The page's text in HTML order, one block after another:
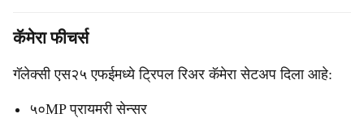
कॅमेरा फीचर्स
गॅलेक्सी एस२५ एफईमध्ये ट्रिपल रिअर कॅमेरा सेटअप दिला आहे:
५०MP प्रायमरी सेन्सर